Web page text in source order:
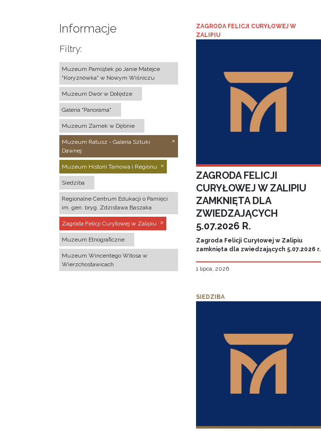
Informacje
Filtry:
Muzeum Pamiątek po Janie Matejce
"Koryznówka" w Nowym Wiśniczu
Muzeum Dwór w Dołędze
Galeria "Panorama"
Muzeum Zamek w Dębnie
Muzeum Ratusz - Galeria Sztuki
Dawnej
Muzeum Historii Tarnowa i Regionu
Siedziba
Regionalne Centrum Edukacji o Pamięci
im. gen. bryg. Zdzisława Baszaka
Zagroda Felicji Curyłowej w Zalipiu
Muzeum Etnograficzne
Muzeum Wincentego Witosa w
Wierzchosławicach
ZAGRODA FELICJI CURYŁOWEJ W
ZALIPIU
ZAGRODA FELICJI
CURYŁOWEJ W ZALIPIU
ZAMKNIĘTA DLA
ZWIEDZAJĄCYCH
5.07.2026 R.
Zagroda Felicji Curyłowej w Zalipiu
zamknięta dla zwiedzających 5.07.2026 r.
1 lipca, 2026
SIEDZIBA